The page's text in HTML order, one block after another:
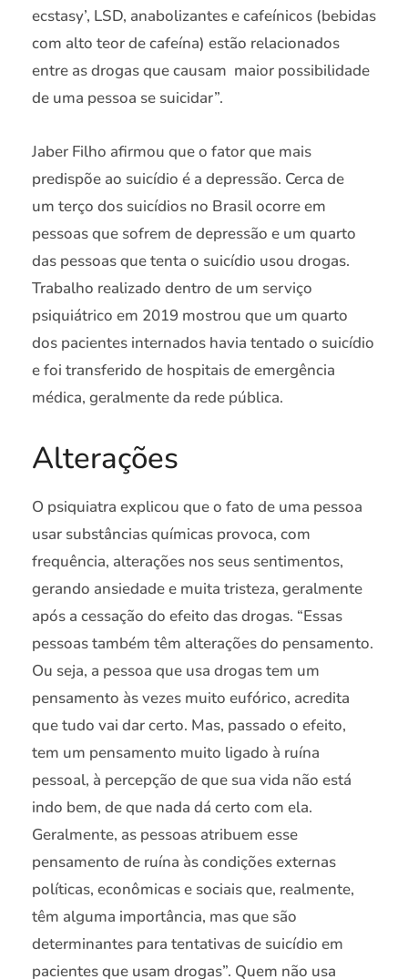
ecstasy’, LSD, anabolizantes e cafeínicos (bebidas
com alto teor de cafeína) estão relacionados
entre as drogas que causam maior possibilidade
de uma pessoa se suicidar”.
Jaber Filho afirmou que o fator que mais
predispõe ao suicídio é a depressão. Cerca de
um terço dos suicídios no Brasil ocorre em
pessoas que sofrem de depressão e um quarto
das pessoas que tenta o suicídio usou drogas.
Trabalho realizado dentro de um serviço
psiquiátrico em 2019 mostrou que um quarto
dos pacientes internados havia tentado o suicídio
e foi transferido de hospitais de emergência
médica, geralmente da rede pública.
Alterações
O psiquiatra explicou que o fato de uma pessoa
usar substâncias químicas provoca, com
frequência, alterações nos seus sentimentos,
gerando ansiedade e muita tristeza, geralmente
após a cessação do efeito das drogas. “Essas
pessoas também têm alterações do pensamento.
Ou seja, a pessoa que usa drogas tem um
pensamento às vezes muito eufórico, acredita
que tudo vai dar certo. Mas, passado o efeito,
tem um pensamento muito ligado à ruína
pessoal, à percepção de que sua vida não está
indo bem, de que nada dá certo com ela.
Geralmente, as pessoas atribuem esse
pensamento de ruína às condições externas
políticas, econômicas e sociais que, realmente,
têm alguma importância, mas que são
determinantes para tentativas de suicídio em
pacientes que usam drogas”. Quem não usa